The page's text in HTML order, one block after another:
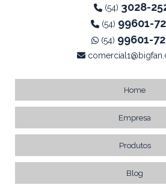
(54) 3028-
(54) 99601-
(54) 99601-
Home
Empresa
Produtos
Blog